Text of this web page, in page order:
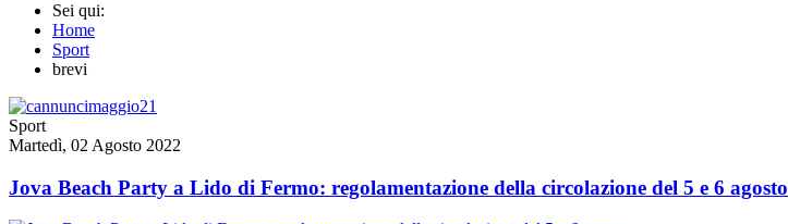
Sei qui:
Home
Sport
brevi
Sport
Martedì, 02 Agosto 2022
Jova Beach Party a Lido di Fermo: regolamentazione della circolazione del 5 e 6 agosto